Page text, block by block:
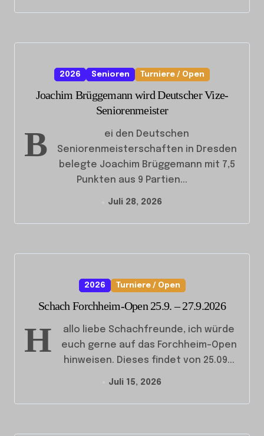
2026 Senioren Turniere / Open
Joachim Brüggemann wird Deutscher Vize-
Seniorenmeister
B
ei den Deutschen
Seniorenmeisterschaften in Dresden
belegte Joachim Brüggemann mit 7,5
Punkten aus 9 Partien...
Juli 28, 2026
2026 Turniere / Open
Schach Forchheim-Open 25.9. – 27.9.2026
H
allo liebe Schachfreunde, ich würde
euch gerne auf das Forchheim-Open
hinweisen. Dieses findet von 25.09...
Juli 15, 2026